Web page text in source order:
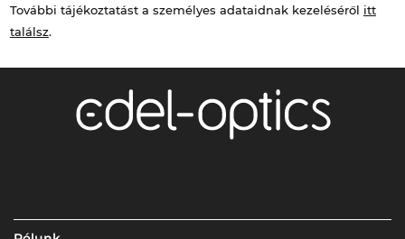
További tájékoztatást a személyes adataidnak kezeléséről itt
találsz.